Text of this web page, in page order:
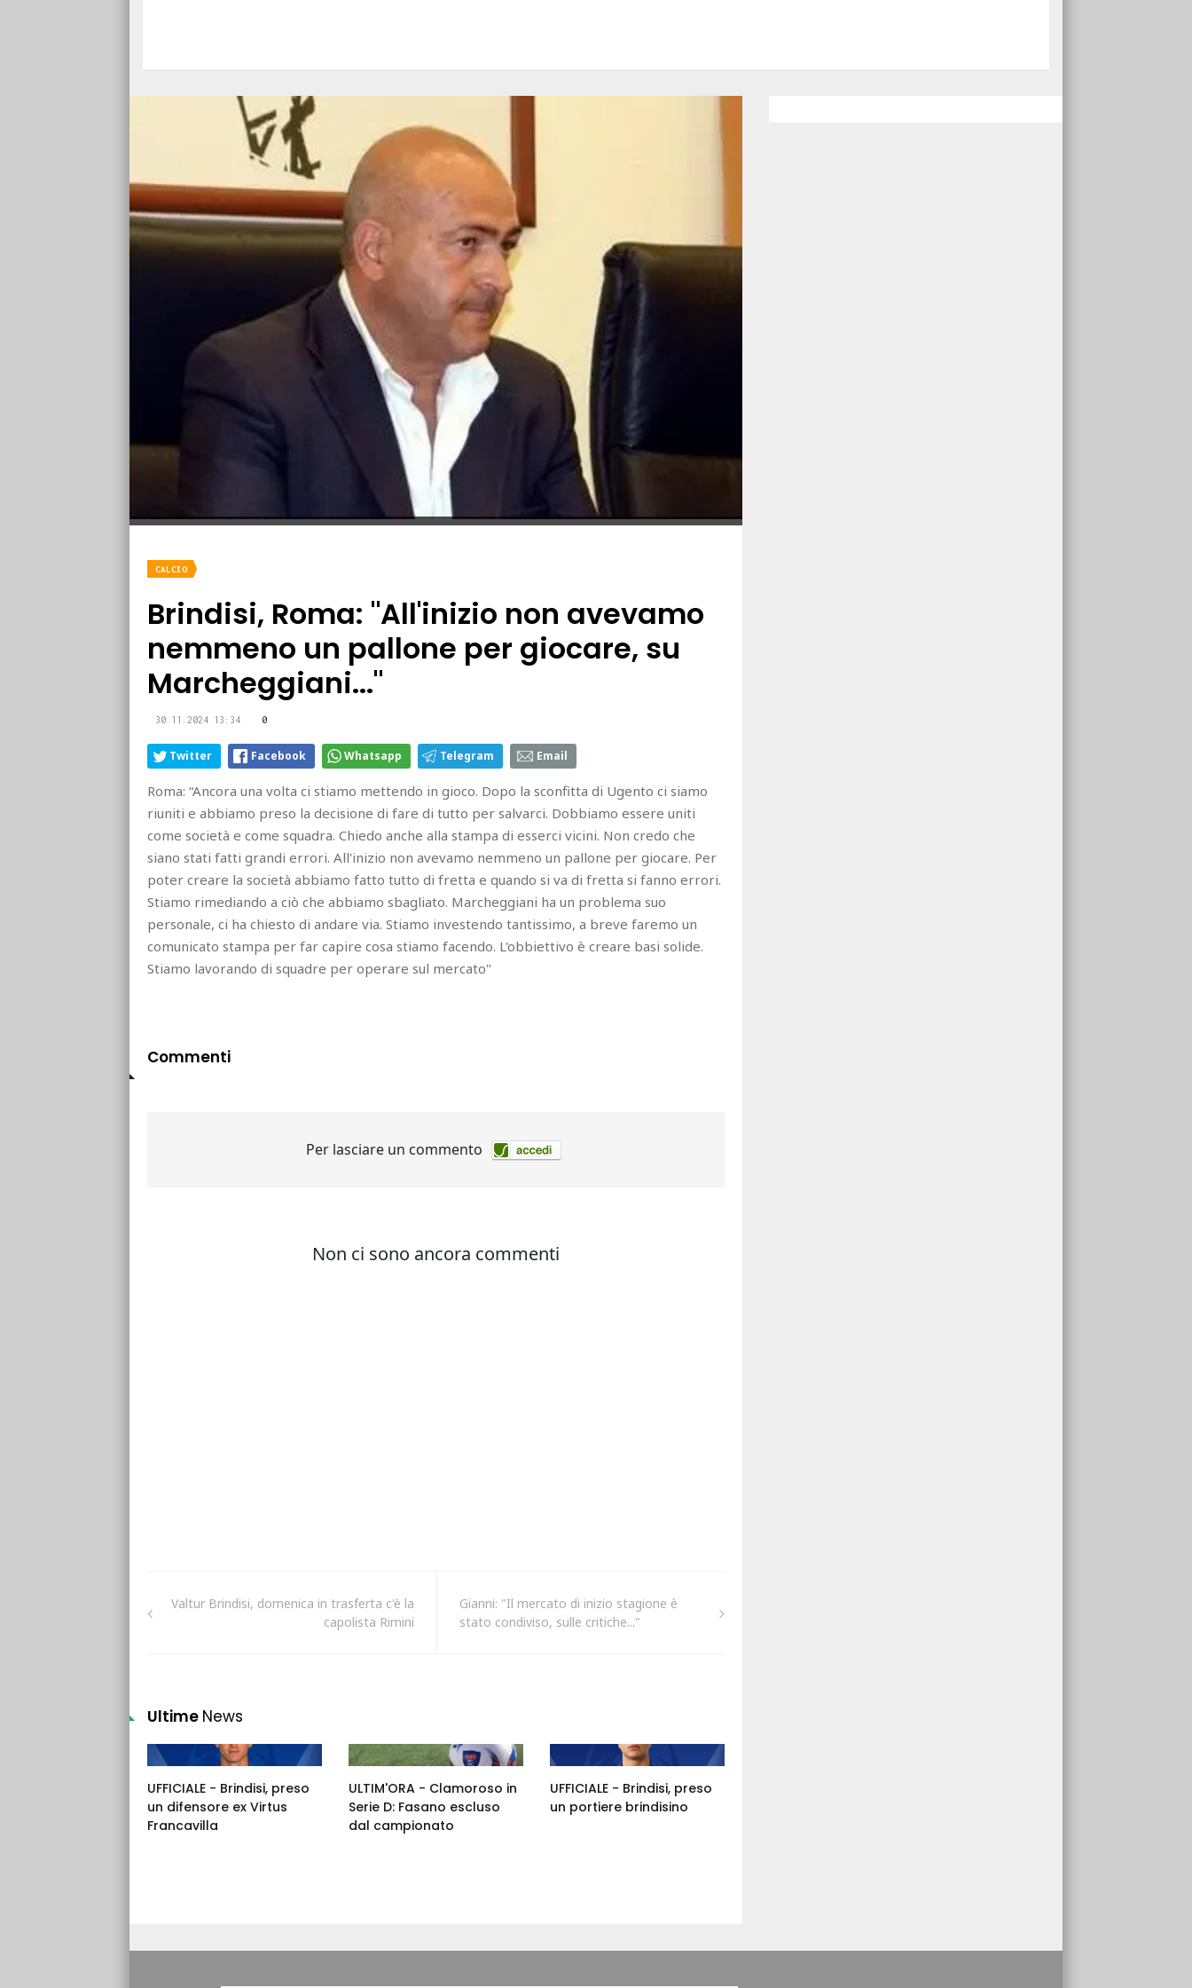
CALCIO
Brindisi, Roma: "All'inizio non avevamo
nemmeno un pallone per giocare, su
Marcheggiani..."
30.11.2024 13:34 0
Twitter Facebook Whatsapp Telegram Email
Roma: “Ancora una volta ci stiamo mettendo in gioco. Dopo la sconfitta di Ugento ci siamo
riuniti e abbiamo preso la decisione di fare di tutto per salvarci. Dobbiamo essere uniti
come società e come squadra. Chiedo anche alla stampa di esserci vicini. Non credo che
siano stati fatti grandi errori. All'inizio non avevamo nemmeno un pallone per giocare. Per
poter creare la società abbiamo fatto tutto di fretta e quando si va di fretta si fanno errori.
Stiamo rimediando a ciò che abbiamo sbagliato. Marcheggiani ha un problema suo
personale, ci ha chiesto di andare via. Stiamo investendo tantissimo, a breve faremo un
comunicato stampa per far capire cosa stiamo facendo. L'obbiettivo è creare basi solide.
Stiamo lavorando di squadre per operare sul mercato"
Commenti
Valtur Brindisi, domenica in trasferta c'è la
capolista Rimini
Gianni: "Il mercato di inizio stagione è
stato condiviso, sulle critiche..."
Ultime News
UFFICIALE - Brindisi, preso
un difensore ex Virtus
Francavilla
ULTIM'ORA - Clamoroso in
Serie D: Fasano escluso
dal campionato
UFFICIALE - Brindisi, preso
un portiere brindisino